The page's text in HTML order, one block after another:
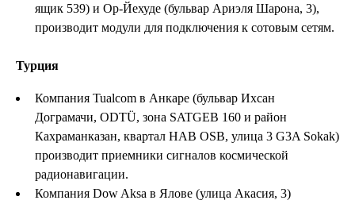
ящик 539) и Ор-Йехуде (бульвар Ариэля Шарона, 3),
производит модули для подключения к сотовым сетям.
Турция
Компания Tualcom в Анкаре (бульвар Ихсан
Дограмачи, ODTÜ, зона SATGEB 160 и район
Кахраманказан, квартал HAB OSB, улица 3 G3A Sokak)
производит приемники сигналов космической
радионавигации.
Компания Dow Aksa в Ялове (улица Акасия, 3)